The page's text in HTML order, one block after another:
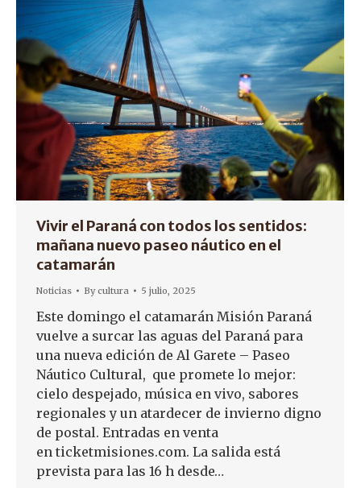
Vivir el Paraná con todos los sentidos:
mañana nuevo paseo náutico en el
catamarán
Noticias Bycultura 5 julio, 2025
Este domingo el catamarán Misión Paraná
vuelve a surcar las aguas del Paraná para
una nueva edición de Al Garete – Paseo
Náutico Cultural, que promete lo mejor:
cielo despejado, música en vivo, sabores
regionales y un atardecer de invierno digno
de postal. Entradas en venta
en ticketmisiones.com. La salida está
prevista para las 16 h desde…